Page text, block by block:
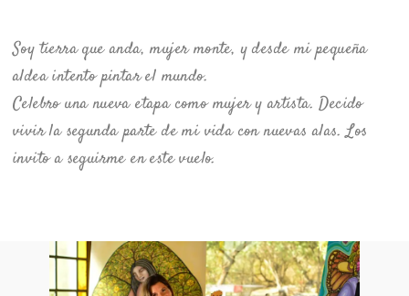
Soy tierra que anda, mujer monte, y desde mi pequeña
aldea intento pintar el mundo.
Celebro una nueva etapa como mujer y artista. Decido
vivir la segunda parte de mi vida con nuevas alas. Los
invito a seguirme en este vuelo.